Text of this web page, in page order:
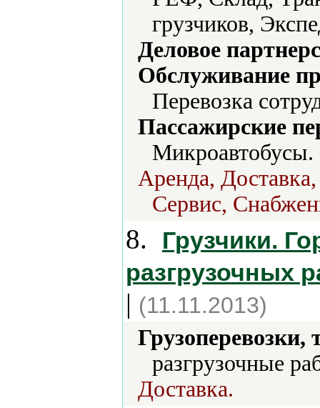
грузчиков,
Деловое
Обслуживание
Перевозка
Пассажирские
Микроавтобусы.
Аренда,
Сервис,
8.
Грузчики.
разгрузочных
| (11.11.2013)
разгрузочные
Доставка.